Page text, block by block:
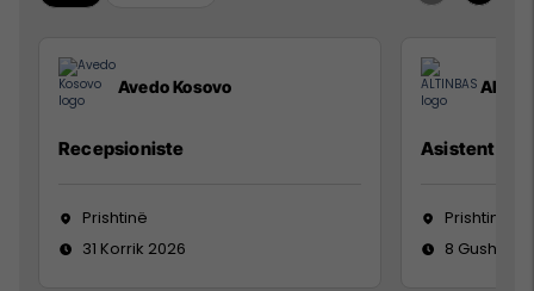
Avedo Kosovo
Recepsioniste
Prishtinë
31 Korrik 2026
Asistente e
Prishtinë
8 Gusht